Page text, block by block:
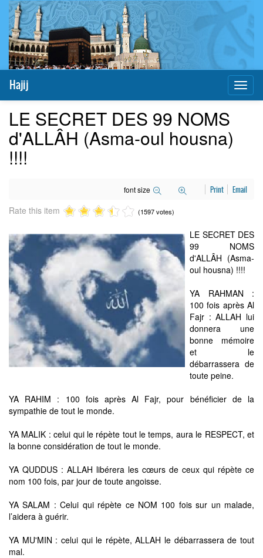
Hajij
LE SECRET DES 99 NOMS
d'ALLÂH (Asma-oul housna)
!!!!
font size Print Email
Rate this item (1597 votes)
LE SECRET DES
99 NOMS
d'ALLÂH (Asma-
oul housna) !!!!
YA RAHMAN :
100 fois après Al
Fajr : ALLAH lui
donnera une
bonne mémoire
et le
débarrassera de
toute peine.
YA RAHIM : 100 fois après Al Fajr, pour bénéficier de la
sympathie de tout le monde.
YA MALIK : celui qui le répète tout le temps, aura le RESPECT, et
la bonne considération de tout le monde.
YA QUDDUS : ALLAH libérera les cœurs de ceux qui répète ce
nom 100 fois, par jour de toute angoisse.
YA SALAM : Celui qui répète ce NOM 100 fois sur un malade,
l’aidera à guérir.
YA MU'MIN : celui qui le répète, ALLAH le débarrassera de tout
mal.